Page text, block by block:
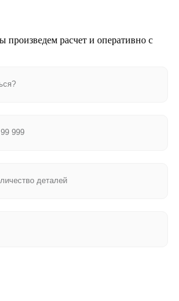
произведем расчет и оперативно с